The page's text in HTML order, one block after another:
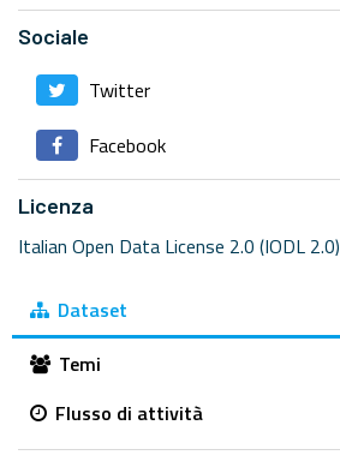
Sociale
Twitter
Facebook
Licenza
Italian Open Data License 2.0 (IODL 2.0)
Dataset
Temi
Flusso di attività